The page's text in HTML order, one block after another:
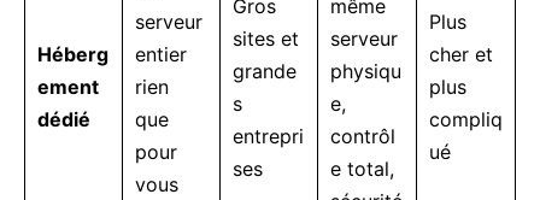
Héberg
ement
dédié
serveur
entier
rien
que
pour
vous
Gros
sites et
grande
s
entrepri
ses
même
serveur
physiqu
e,
contrôl
e total,
Plus
cher et
plus
compliq
ué